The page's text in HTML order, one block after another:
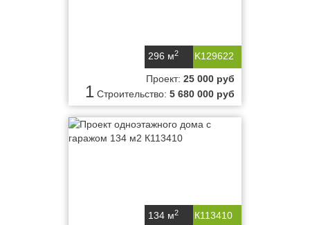
K129622
296 м2
1
Проект: 25 000 руб
Строительство: 5 680 000 руб
К113410
134 м2